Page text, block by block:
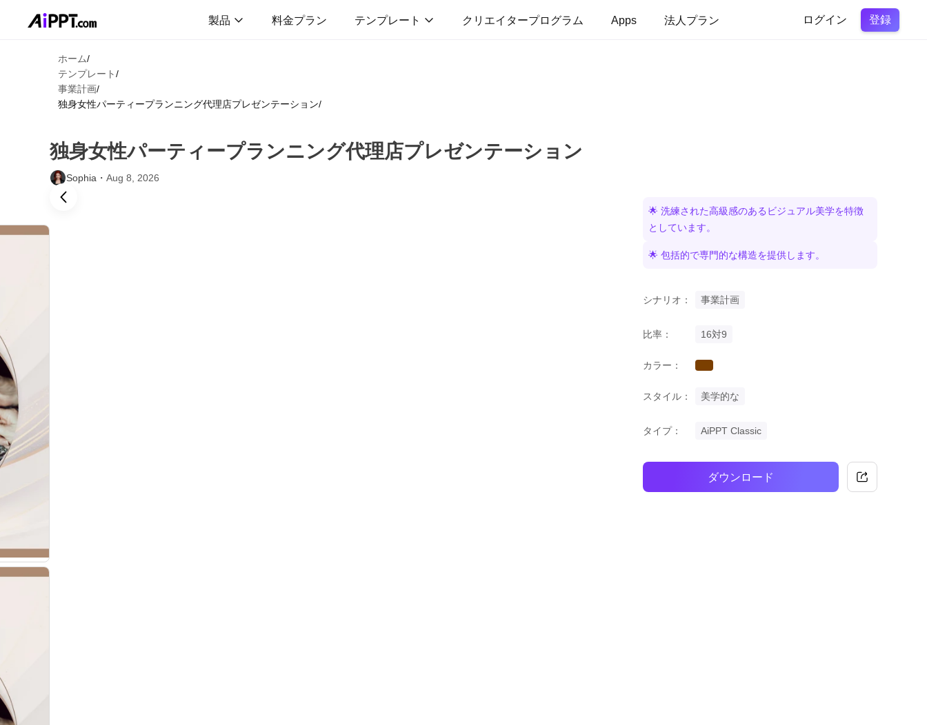
製品 料金プラン テンプレート クリエイタープログラム Apps 法人プラン ログイン 登録
ホーム/
テンプレート/
事業計画/
独身女性パーティープランニング代理店プレゼンテーション/
独身女性パーティープランニング代理店プレゼンテーション
Sophia・ Aug 8, 2026
🌟 洗練された高級感のあるビジュアル美学を特徴
としています。
🌟 包括的で専門的な構造を提供します。
シナリオ： 事業計画
比率： 16対9
カラー： brown
スタイル： 美学的な
タイプ： AiPPT Classic
ダウンロード